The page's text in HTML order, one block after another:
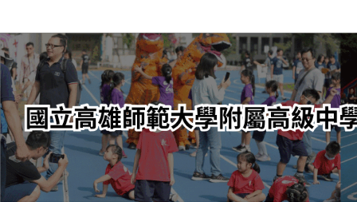
轉
至
主
內
容